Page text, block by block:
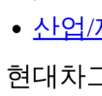
산업/
현대차